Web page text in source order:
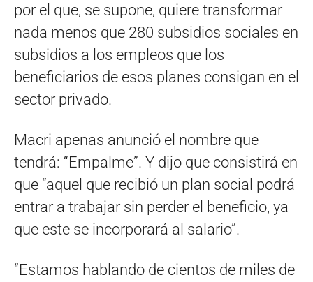
por el que, se supone, quiere transformar
nada menos que 280 subsidios sociales en
subsidios a los empleos que los
beneficiarios de esos planes consigan en el
sector privado.
Macri apenas anunció el nombre que
tendrá: “Empalme”. Y dijo que consistirá en
que “aquel que recibió un plan social podrá
entrar a trabajar sin perder el beneficio, ya
que este se incorporará al salario”.
“Estamos hablando de cientos de miles de